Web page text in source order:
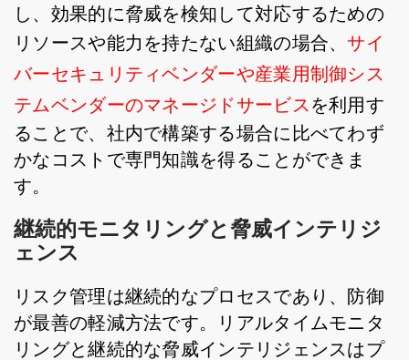
し、効果的に脅威を検知して対応するための
リソースや能力を持たない組織の場合、サイ
バーセキュリティベンダーや産業用制御シス
テムベンダーのマネージドサービス を利用す
ることで、社内で構築する場合に比べてわず
かなコストで専門知識を得ることができま
す。
継続的モニタリングと脅威インテリジ
ェンス
リスク管理は継続的なプロセスであり、防御
が最善の軽減方法です。リアルタイムモニタ
リングと継続的な脅威インテリジェンスはプ